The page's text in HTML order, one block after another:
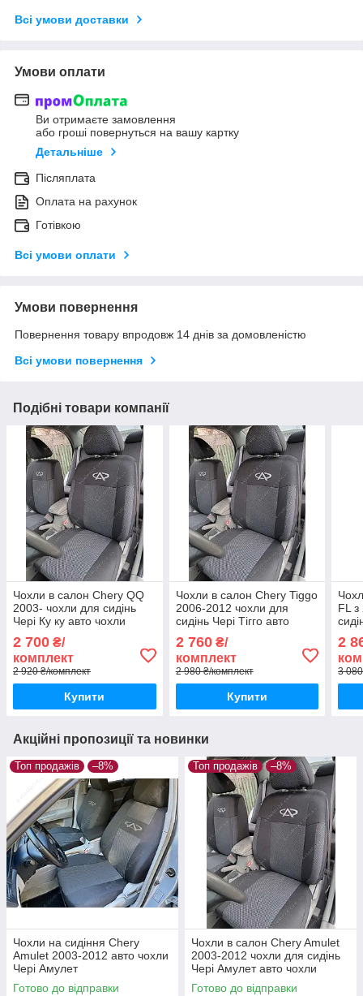
Всі умови доставки
Умови оплати
Ви отримаєте замовлення
або гроші повернуться на вашу картку
Детальніше
Післяплата
Оплата на рахунок
Готівкою
Всі умови оплати
Умови повернення
Повернення товару впродовж 14 днів за домовленістю
Всі умови повернення
Подібні товари компанії
Чохли в салон Chery QQ
2003- чохли для сидінь
Чері Ку ку авто чохли
Chery QQ
2 700 ₴/
комплект
2 920 ₴/комплект
Купити
Чохли в салон Chery Tiggo
2006-2012 чохли для
сидінь Чері Тігго авто
чохли Chery Tiggo
2 760₴/
комплект
2 980 ₴/комплект
Купити
FL
2
3
Акційні пропозиції та новинки
Топ продажів –8%
Чохли на сидіння Chery
Amulet 2003-2012 авто чохли
Чері Амулет
Готово до відправки
Топ продажів –8%
Чохли в салон Chery Amulet
2003-2012 чохли для сидінь
Чері Амулет авто чохли
Chery Amulet
Готово до відправки